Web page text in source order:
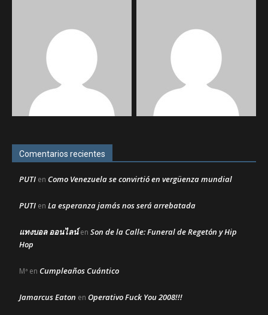
Comentarios recientes
PUTI en Como Venezuela se convirtió en vergüenza mundial
PUTI en La esperanza jamás nos será arrebatada
แทงบอล ออนไลน์en Son de la Calle: Funeral de Regetón y Hip
Hop
Mª en Cumpleaños Cuántico
Jamarcus Eaton en Operativo Fuck You 2008!!!